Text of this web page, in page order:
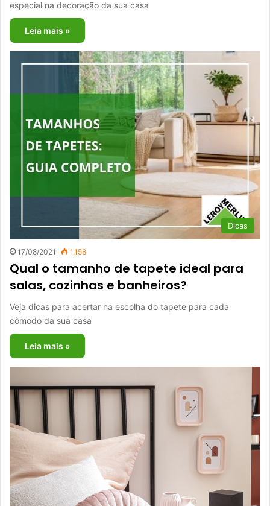
especial na decoração da sua casa
Leia mais »
Dicas
17/08/2021 1.158
Qual o tamanho de tapete ideal para
salas, cozinhas e banheiros?
Veja dicas para acertar na escolha do tapete para cada
cômodo da sua casa
Leia mais »